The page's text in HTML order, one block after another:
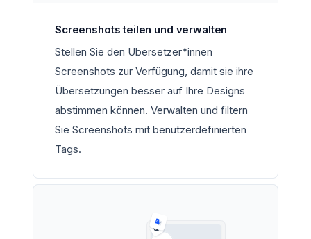
Screenshots teilen und verwalten
Stellen Sie den Übersetzer*innen
Screenshots zur Verfügung, damit sie ihre
Übersetzungen besser auf Ihre Designs
abstimmen können. Verwalten und filtern
Sie Screenshots mit benutzerdefinierten
Tags.